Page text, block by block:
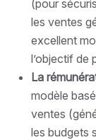
(pour
les ventes
excellent
l’objectif de
La
modèle
ventes
les budgets